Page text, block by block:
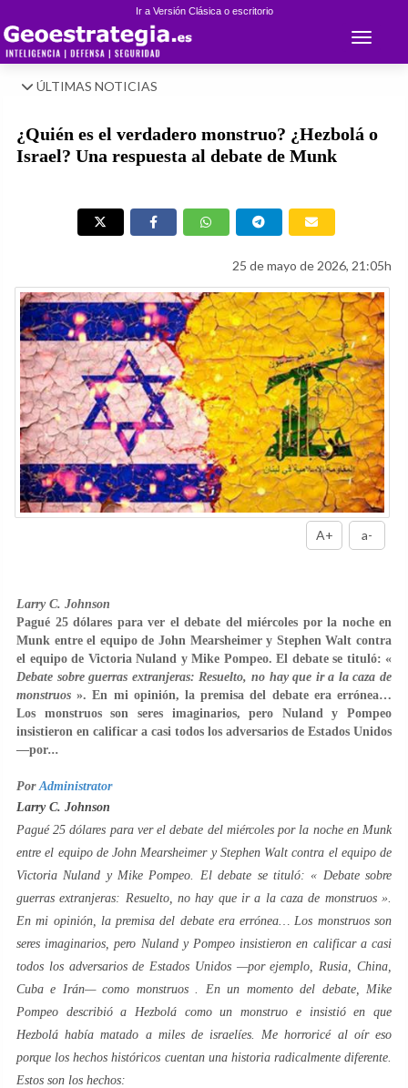
Ir a Versión Clásica o escritorio
Toggle
ÚLTIMAS NOTICIAS
¿Quién es el verdadero monstruo? ¿Hezbolá o
Israel? Una respuesta al debate de Munk
25 de mayo de 2026, 21:05h
A+ a-
Larry C. Johnson
Pagué 25 dólares para ver el debate del miércoles por la noche en
Munk entre el equipo de John Mearsheimer y Stephen Walt contra
el equipo de Victoria Nuland y Mike Pompeo. El debate se tituló: «
Debate sobre guerras extranjeras: Resuelto, no hay que ir a la caza de
monstruos ». En mi opinión, la premisa del debate era errónea…
Los monstruos son seres imaginarios, pero Nuland y Pompeo
insistieron en calificar a casi todos los adversarios de Estados Unidos
—por...
Por Administrator
Larry C. Johnson
Pagué 25 dólares para ver el debate del miércoles por la noche en Munk
entre el equipo de John Mearsheimer y Stephen Walt contra el equipo de
Victoria Nuland y Mike Pompeo. El debate se tituló: « Debate sobre
guerras extranjeras: Resuelto, no hay que ir a la caza de monstruos».
En mi opinión, la premisa del debate era errónea… Los monstruos son
seres imaginarios, pero Nuland y Pompeo insistieron en calificar a casi
todos los adversarios de Estados Unidos —por ejemplo, Rusia, China,
Cuba e Irán— como monstruos. En un momento del debate, Mike
Pompeo describió a Hezbolá como un monstruo e insistió en que
Hezbolá había matado a miles de israelíes. Me horroricé al oír eso
porque los hechos históricos cuentan una historia radicalmente diferente.
Estos son los hechos: